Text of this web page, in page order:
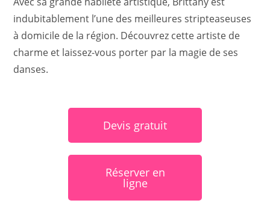
indubitablement l’une des meilleures stripteaseuses
à domicile de la région. Découvrez cette artiste de
charme et laissez-vous porter par la magie de ses
danses.
Devis gratuit
Réserver en
ligne